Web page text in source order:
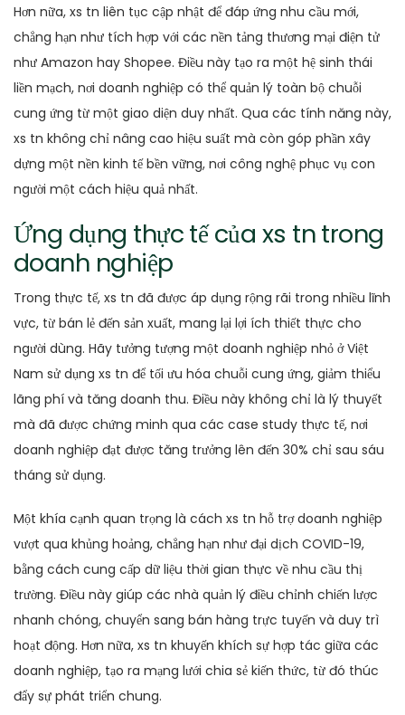
Hơn nữa, xs tn liên tục cập nhật để đáp ứng nhu cầu mới,
chẳng hạn như tích hợp với các nền tảng thương mại điện tử
như Amazon hay Shopee. Điều này tạo ra một hệ sinh thái
liền mạch, nơi doanh nghiệp có thể quản lý toàn bộ chuỗi
cung ứng từ một giao diện duy nhất. Qua các tính năng này,
xs tn không chỉ nâng cao hiệu suất mà còn góp phần xây
dựng một nền kinh tế bền vững, nơi công nghệ phục vụ con
người một cách hiệu quả nhất.
Ứng dụng thực tế của xs tn trong
doanh nghiệp
Trong thực tế, xs tn đã được áp dụng rộng rãi trong nhiều lĩnh
vực, từ bán lẻ đến sản xuất, mang lại lợi ích thiết thực cho
người dùng. Hãy tưởng tượng một doanh nghiệp nhỏ ở Việt
Nam sử dụng xs tn để tối ưu hóa chuỗi cung ứng, giảm thiểu
lãng phí và tăng doanh thu. Điều này không chỉ là lý thuyết
mà đã được chứng minh qua các case study thực tế, nơi
doanh nghiệp đạt được tăng trưởng lên đến 30% chỉ sau sáu
tháng sử dụng.
Một khía cạnh quan trọng là cách xs tn hỗ trợ doanh nghiệp
vượt qua khủng hoảng, chẳng hạn như đại dịch COVID-19,
bằng cách cung cấp dữ liệu thời gian thực về nhu cầu thị
trường. Điều này giúp các nhà quản lý điều chỉnh chiến lược
nhanh chóng, chuyển sang bán hàng trực tuyến và duy trì
hoạt động. Hơn nữa, xs tn khuyến khích sự hợp tác giữa các
doanh nghiệp, tạo ra mạng lưới chia sẻ kiến thức, từ đó thúc
đẩy sự phát triển chung.